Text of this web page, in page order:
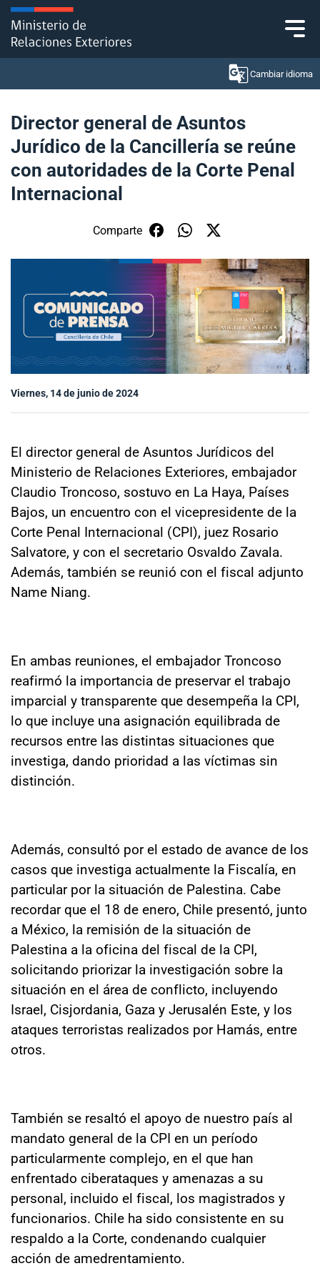
Click acá para ir directamente al contenido
Cambiar idioma
Ministerio
Política Exterior
Subsecretaría de Relaciones Económicas
Internacionales
Sala de prensa
modo claro
Director general de Asuntos
Jurídico de la Cancillería se reúne
con autoridades de la Corte Penal
Internacional
Comparte
Viernes, 14 de junio de 2024
El director general de Asuntos Jurídicos del
Ministerio de Relaciones Exteriores, embajador
Claudio Troncoso, sostuvo en La Haya, Países
Bajos, un encuentro con el vicepresidente de la
Corte Penal Internacional (CPI), juez Rosario
Salvatore, y con el secretario Osvaldo Zavala.
Además, también se reunió con el fiscal adjunto
Name Niang.
En ambas reuniones, el embajador Troncoso
reafirmó la importancia de preservar el trabajo
imparcial y transparente que desempeña la CPI,
lo que incluye una asignación equilibrada de
recursos entre las distintas situaciones que
investiga, dando prioridad a las víctimas sin
distinción.
Además, consultó por el estado de avance de los
casos que investiga actualmente la Fiscalía, en
particular por la situación de Palestina. Cabe
recordar que el 18 de enero, Chile presentó, junto
a México, la remisión de la situación de
Palestina a la oficina del fiscal de la CPI,
solicitando priorizar la investigación sobre la
situación en el área de conflicto, incluyendo
Israel, Cisjordania, Gaza y Jerusalén Este, y los
ataques terroristas realizados por Hamás, entre
otros.
También se resaltó el apoyo de nuestro país al
mandato general de la CPI en un período
particularmente complejo, en el que han
enfrentado ciberataques y amenazas a su
personal, incluido el fiscal, los magistrados y
funcionarios. Chile ha sido consistente en su
respaldo a la Corte, condenando cualquier
acción de amedrentamiento.